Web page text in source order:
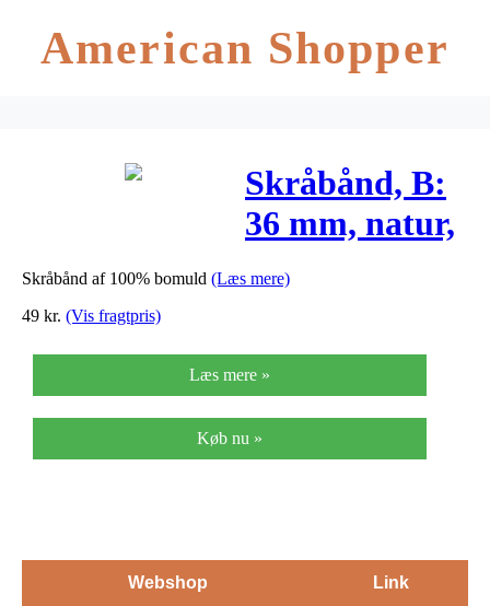
American Shopper
Skråbånd, B:
36 mm, natur,
10m
Skråbånd af 100% bomuld (Læs mere)
49 kr. (Vis fragtpris)
Læs mere »
Køb nu »
Webshop Link